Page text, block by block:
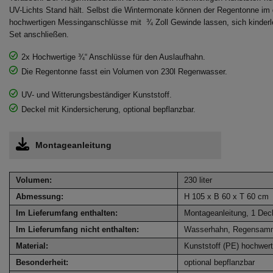
UV-Lichts Stand hält. Selbst die Wintermonate können der Regentonne
hochwertigen Messinganschlüsse mit ¾ Zoll Gewinde lassen, sich
Set anschließen.
2x Hochwertige ¾“ Anschlüsse für den Auslaufhahn.
Die Regentonne fasst ein Volumen von 230l Regenwasser.
UV- und Witterungsbeständiger Kunststoff.
Deckel mit Kindersicherung, optional bepflanzbar.
Montageanleitung
Volumen:
230 liter
Abmessung:
H 105 x B 60 x T 60 cm
Im Lieferumfang enthalten:
Montageanleitung, 1
Im Lieferumfang nicht enthalten:
Wasserhahn,
Material:
Kunststoff (PE)
Besonderheit:
optional bepflanzbar